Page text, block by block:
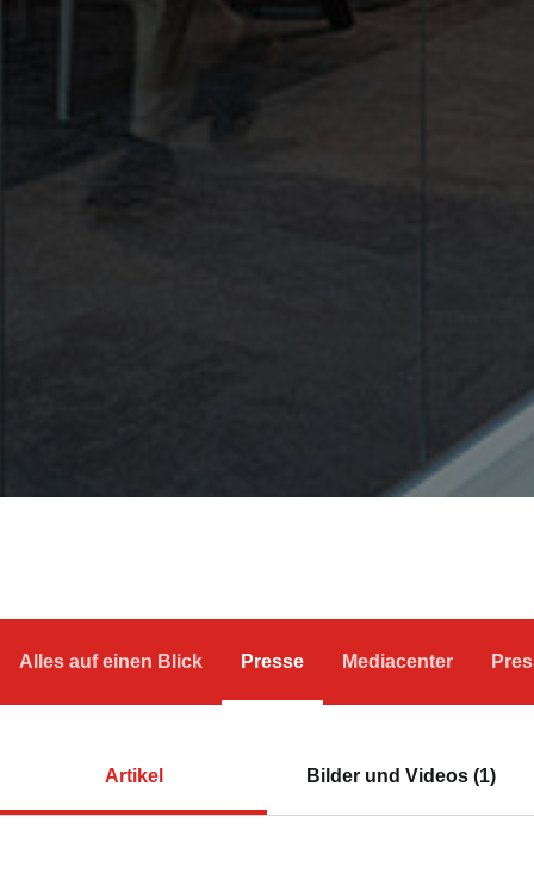
Alles auf einen Blick Presse Mediacenter
Artikel Bilder und Videos (1)